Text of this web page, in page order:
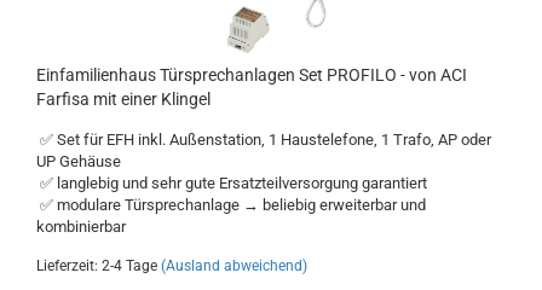
Einfamilienhaus Türsprechanlagen Set PROFILO - von ACI
Farfisa mit einer Klingel
✅ Set für EFH inkl. Außenstation, 1 Haustelefone, 1 Trafo, AP oder
UP Gehäuse
✅ langlebig und sehr gute Ersatzteilversorgung garantiert
✅ modulare Türsprechanlage → beliebig erweiterbar und
kombinierbar
Lieferzeit: 2-4 Tage (Ausland abweichend)